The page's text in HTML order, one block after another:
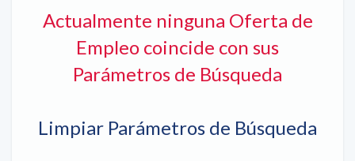
Actualmente ninguna Oferta de
Empleo coincide con sus
Parámetros de Búsqueda
Limpiar Parámetros de Búsqueda